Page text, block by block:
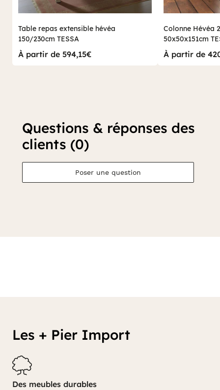
Table repas extensible hévéa
150/230cm TESSA
À partir de 594,15€
Colonne Hévéa
50x50x151cm
À partir de
Questions & réponses des
clients (0)
Poser une question
Les + Pier Import
Des meubles durables